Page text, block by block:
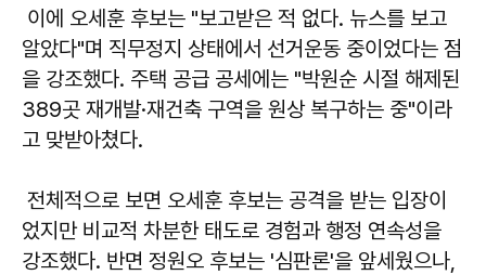
이에 오세훈 후보는 "보고받은 적 없다. 뉴스를 보고
알았다"며 직무정지 상태에서 선거운동 중이었다는 점
을 강조했다. 주택 공급 공세에는 "박원순 시절 해제된
389곳 재개발·재건축 구역을 원상 복구하는 중"이라
고 맞받아쳤다.
전체적으로 보면 오세훈 후보는 공격을 받는 입장이
었지만 비교적 차분한 태도로 경험과 행정 연속성을
강조했다. 반면 정원오 후보는 '심판론'을 앞세웠으나,